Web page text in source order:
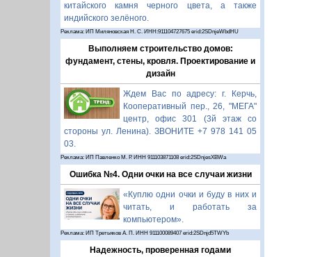
китайского камня черного цвета, а также
индийского зелёного.
Реклама: ИП Миляновская Н. С. ИНН:911104727675 erid:2SDnjeWbdHU
Выполняем строительство домов:
фундамент, стены, кровля. Проектирование и
дизайн
Ждем Вас по адресу: г. Керчь,
Кооперативный пер., 26, "МЕГА"
центр, офис 301 (3й этаж со
стороны ул. Ленина). ЗВОНИТЕ +7 978 141 05
03.
Реклама: ИП Павленко М. Р. ИНН 911103871108 erid:2SDnjesXBWa
Ошибка №4. Одни очки на все случаи жизни
«Куплю одни очки и буду в них и
читать, и работать за
компьютером».
Реклама: ИП Третьяков А. П. ИНН 911100089407 erid:2SDnjd5TWYb
Надежность, проверенная годами